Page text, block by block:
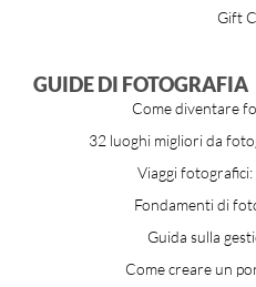
Gift
GUIDE DI FOTOGRAFIA
Come diventare
32 luoghi migliori da
Viaggi fotografici:
Fondamenti di
Guida sulla
Come creare un